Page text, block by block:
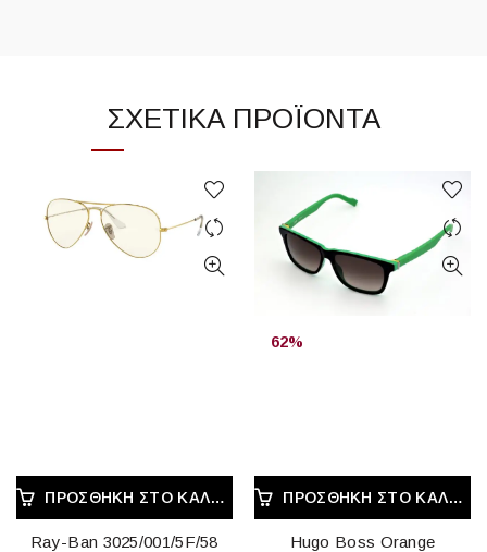
ΣΧΕΤΙΚΆ ΠΡΟΪΌΝΤΑ
ΠΡΟΣΘΉΚΗ ΣΤΟ ΚΑΛΆΘΙ
Ray-Ban 3025/001/5F/58
62%
ΠΡΟΣΘΉΚΗ ΣΤΟ ΚΑΛΆΘΙ
Hugo Boss Orange